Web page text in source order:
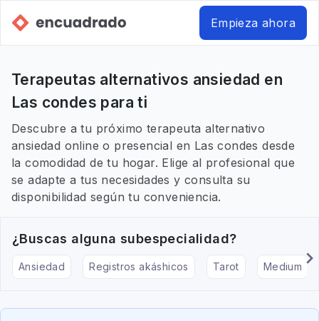
Empieza ahora
Terapeutas alternativos ansiedad en
Las condes para ti
Descubre a tu próximo terapeuta alternativo
ansiedad online o presencial en Las condes desde
la comodidad de tu hogar. Elige al profesional que
se adapte a tus necesidades y consulta su
disponibilidad según tu conveniencia.
¿Buscas alguna subespecialidad?
Ansiedad Registros akáshicos Tarot Medium